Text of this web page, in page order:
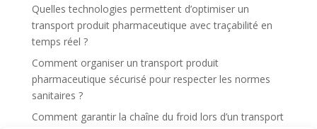
Quelles technologies permettent d’optimiser un
transport produit pharmaceutique avec traçabilité en
temps réel ?
Comment organiser un transport produit
pharmaceutique sécurisé pour respecter les normes
sanitaires ?
Comment garantir la chaîne du froid lors d’un transport